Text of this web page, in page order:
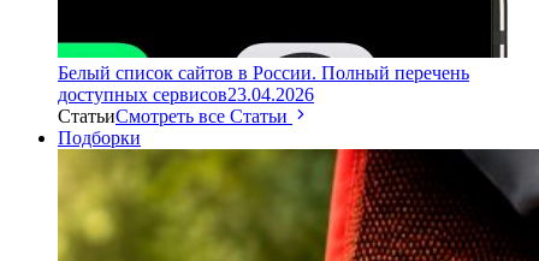
Белый список сайтов в России. Полный перечень
доступных сервисов23.04.2026
СтатьиСмотреть все Статьи
Подборки